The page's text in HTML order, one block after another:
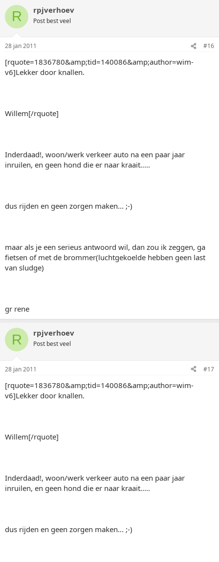
R rpjverhoev
Post best veel
28 jan 2011 #16
[rquote=1836780&amp;tid=140086&amp;author=wim-
v6]Lekker door knallen.
Willem[/rquote]
Inderdaad!, woon/werk verkeer auto na een paar jaar
inruilen, en geen hond die er naar kraait.....
dus rijden en geen zorgen maken... ;-)
maar als je een serieus antwoord wil, dan zou ik zeggen, ga
fietsen of met de brommer(luchtgekoelde hebben geen last
van sludge)
gr rene
R rpjverhoev
Post best veel
28 jan 2011 #17
[rquote=1836780&amp;tid=140086&amp;author=wim-
v6]Lekker door knallen.
Willem[/rquote]
Inderdaad!, woon/werk verkeer auto na een paar jaar
inruilen, en geen hond die er naar kraait.....
dus rijden en geen zorgen maken... ;-)